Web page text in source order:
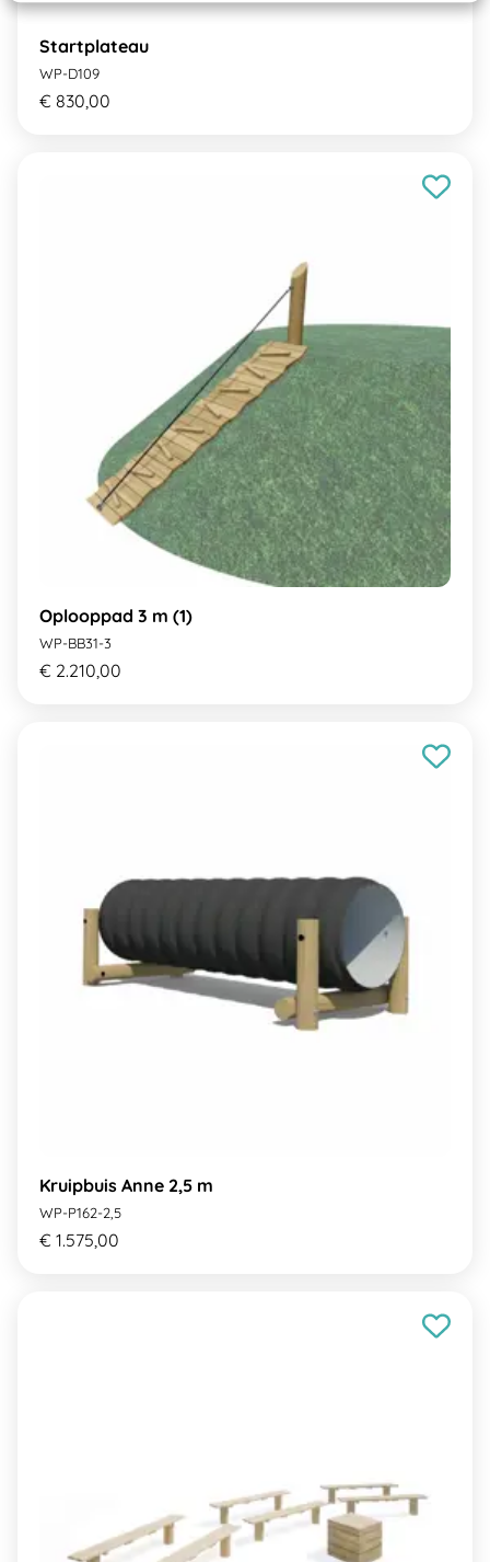
Startplateau
WP-D109
€ 830,00
Oplooppad 3 m (1)
WP-BB31-3
€ 2.210,00
Kruipbuis Anne 2,5 m
WP-P162-2,5
€ 1.575,00